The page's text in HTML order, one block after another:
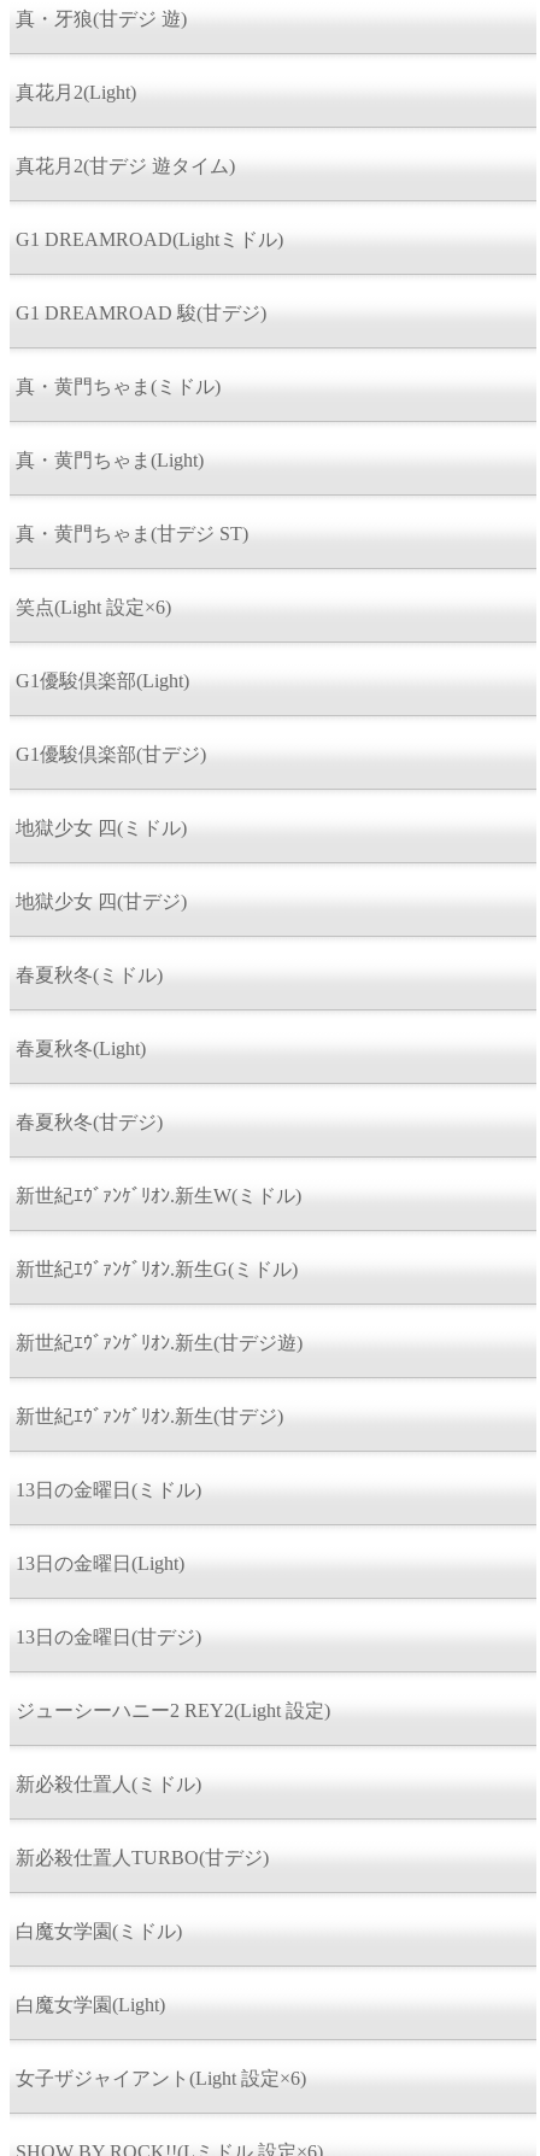
真・牙狼(甘デジ 遊)
真花月2(Light)
真花月2(甘デジ 遊タイム)
G1 DREAMROAD(Lightミドル)
G1 DREAMROAD 駿(甘デジ)
真・黄門ちゃま(ミドル)
真・黄門ちゃま(Light)
真・黄門ちゃま(甘デジ ST)
笑点(Light 設定×6)
G1優駿倶楽部(Light)
G1優駿倶楽部(甘デジ)
地獄少女 四(ミドル)
地獄少女 四(甘デジ)
春夏秋冬(ミドル)
春夏秋冬(Light)
春夏秋冬(甘デジ)
新世紀ｴｳﾞｧﾝｹﾞﾘｵﾝ.新生W(ミドル)
新世紀ｴｳﾞｧﾝｹﾞﾘｵﾝ.新生G(ミドル)
新世紀ｴｳﾞｧﾝｹﾞﾘｵﾝ.新生(甘デジ遊)
新世紀ｴｳﾞｧﾝｹﾞﾘｵﾝ.新生(甘デジ)
13日の金曜日(ミドル)
13日の金曜日(Light)
13日の金曜日(甘デジ)
ジューシーハニー2 REY2(Light 設定)
新必殺仕置人(ミドル)
新必殺仕置人TURBO(甘デジ)
白魔女学園(ミドル)
白魔女学園(Light)
女子ザジャイアント(Light 設定×6)
SHOW BY ROCK!!(Lミドル 設定×6)